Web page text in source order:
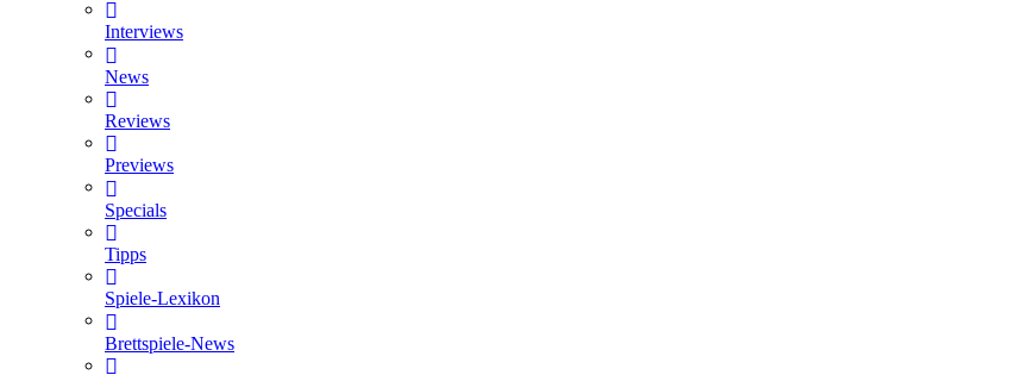
Interviews
News
Reviews
Previews
Specials
Tipps
Spiele-Lexikon
Brettspiele-News